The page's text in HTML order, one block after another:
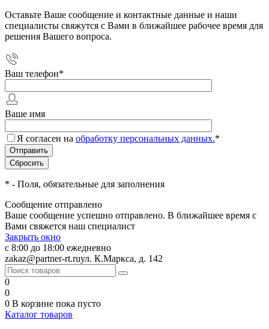
Оставьте Ваше сообщение и контактные данные и наши
специалисты свяжутся с Вами в ближайшее рабочее время для
решения Вашего вопроса.
Ваш телефон*
Ваше имя
Я согласен на обработку персональных данных.*
* - Поля, обязательные для заполнения
Сообщение отправлено
Ваше сообщение успешно отправлено. В ближайшее время с
Вами свяжется наш специалист
Закрыть окно
с 8:00 до 18:00 ежедневно
zakaz@partner-rt.ruул. К.Маркса, д. 142
0
0
0 В корзине пока пусто
Каталог товаров